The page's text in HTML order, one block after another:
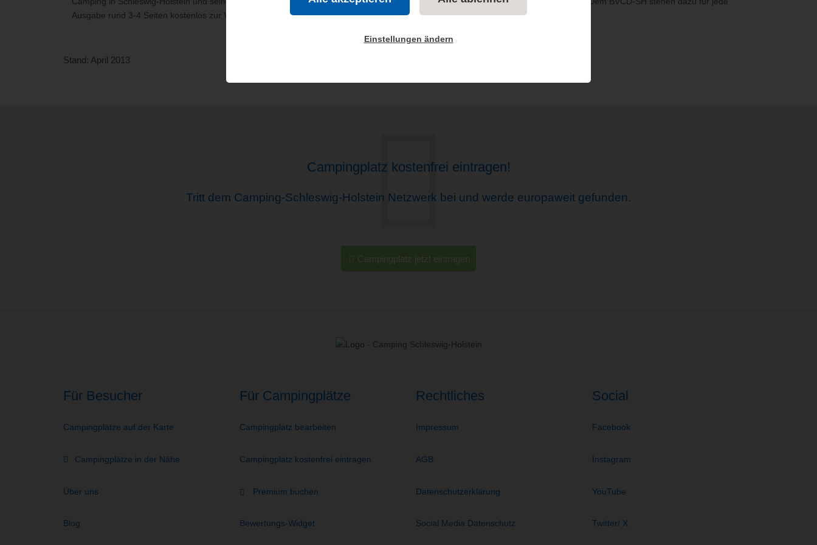
Ausgabe rund 3-4 Seiten kostenlos zur Verfügung. Es ist geplant, diese Zusammenarbeit weiter auszubauen.
Stand: April 2013
Campingplatz kostenfrei eintragen!
Tritt dem Camping-Schleswig-Holstein Netzwerk bei und werde europaweit gefunden.
Campingplatz jetzt eintragen
Für Besucher
Campingplätze auf der Karte
Campingplätze in der Nähe
Über uns
Blog
Für Campingplätze
Campingplatz bearbeiten
Campingplatz kostenfrei eintragen
Premium buchen
Bewertungs-Widget
Rechtliches
Impressum
AGB
Datenschutzerklärung
Social Media Datenschutz
Social
Facebook
Instagram
YouTube
Twitter/ X
Einstellungen ändern